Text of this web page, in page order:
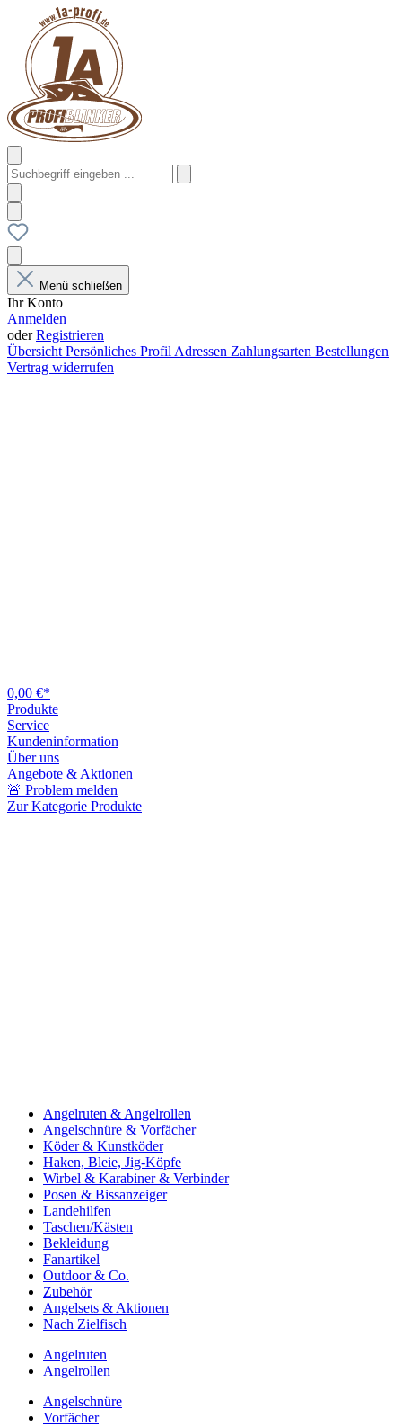
Menü schließen
Ihr Konto
Anmelden
oderRegistrieren
Übersicht Persönliches Profil Adressen Zahlungsarten Bestellungen
Vertrag widerrufen
0,00 €*
Produkte
Service
Kundeninformation
Über uns
Angebote & Aktionen
🚨 Problem melden
Zur Kategorie Produkte
Angelruten & Angelrollen
Angelschnüre & Vorfächer
Köder & Kunstköder
Haken, Bleie, Jig-Köpfe
Wirbel & Karabiner & Verbinder
Posen & Bissanzeiger
Landehilfen
Taschen/Kästen
Bekleidung
Fanartikel
Outdoor & Co.
Zubehör
Angelsets & Aktionen
Nach Zielfisch
Angelruten
Angelrollen
Angelschnüre
Vorfächer